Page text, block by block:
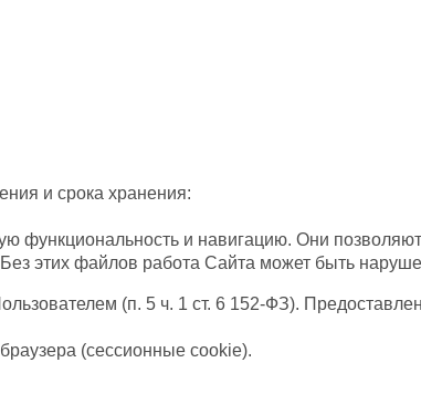
и срока хранения:
функциональность и навигацию. Они позволяют
этих файлов работа Сайта может быть
(п. 5 ч. 1 ст. 6 152-ФЗ).
(сессионные cookie).